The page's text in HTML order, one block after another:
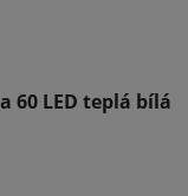
60 LED teplá bílá